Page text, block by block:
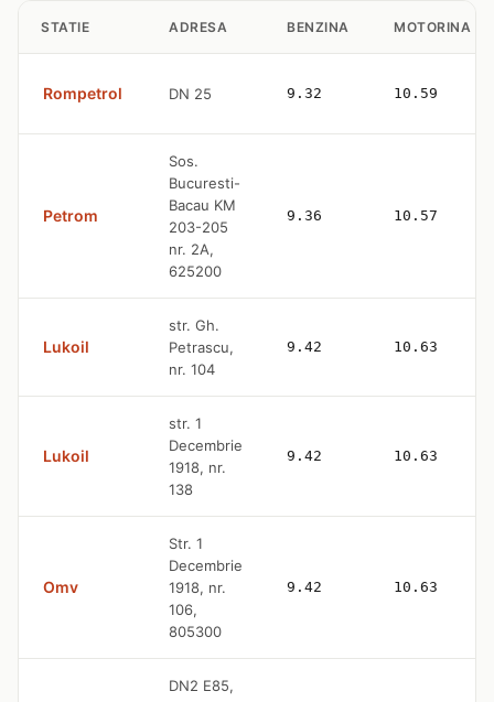
STATIE ADRESA BENZINA MOTORINA
Rompetrol DN 25 9.32 10.59
Petrom
Sos.
Bucuresti-
Bacau KM
203-205
nr. 2A,
625200
9.36 10.57
Lukoil
str. Gh.
Petrascu,
nr. 104
9.42 10.63
Lukoil
str. 1
Decembrie
1918, nr.
138
9.42 10.63
Omv
Str. 1
Decembrie
1918, nr.
106,
805300
9.42 10.63
DN2 E85,